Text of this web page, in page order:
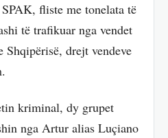
fliste me tonelata të
të trafikuar nga vendet
drejt vendeve
kriminal, dy grupet
nga Artur alias Luçiano